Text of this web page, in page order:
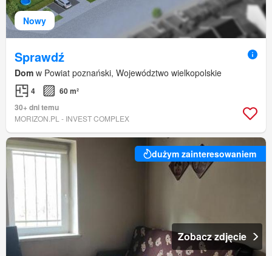
Nowy
Sprawdź
Dom w Powiat poznański, Województwo wielkopolskie
4
60 m²
30+ dni temu
MORIZON.PL - INVEST COMPLEX
dużym zainteresowaniem
Zobacz zdjęcie